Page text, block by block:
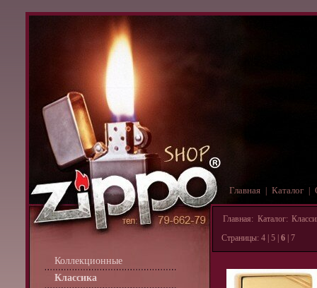
Главная Каталог
Коллекционные
Классика
Главная: Каталог:
Страницы: 4 5 6 7